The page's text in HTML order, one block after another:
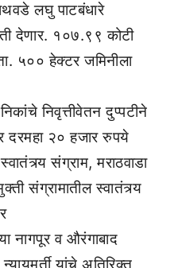
लघु पाटबंधारे
देणार. १०७.९९ कोटी
५०० हेक्टर जमिनीला
निवृत्तीवेतन दुप्पटीने
दरमहा २० हजार रुपये
संग्राम, मराठवाडा
संग्रामातील स्वातंत्र्य
नागपूर व औरंगाबाद